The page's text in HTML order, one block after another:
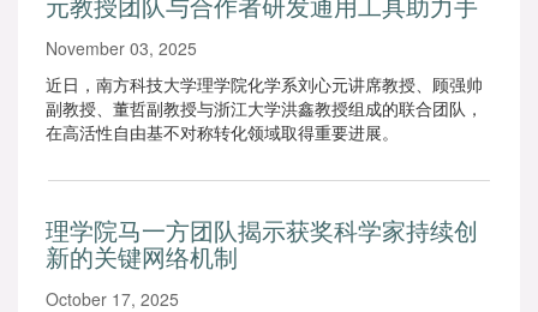
November 03, 2025
近日，南方科技大学理学院化学系刘心元讲席教授、顾强帅
副教授、董哲副教授与浙江大学洪鑫教授组成的联合团队，
在高活性自由基不对称转化领域取得重要进展。
理学院马一方团队揭示获奖科学家持续创
新的关键网络机制
October 17, 2025